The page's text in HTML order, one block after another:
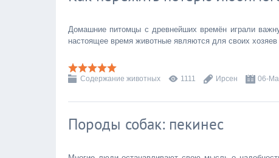
Домашние питомцы с древнейших времён играли
настоящее время животные являются для своих
Содержание животных 1111 Ирсен 06-
Породы собак: пекинес